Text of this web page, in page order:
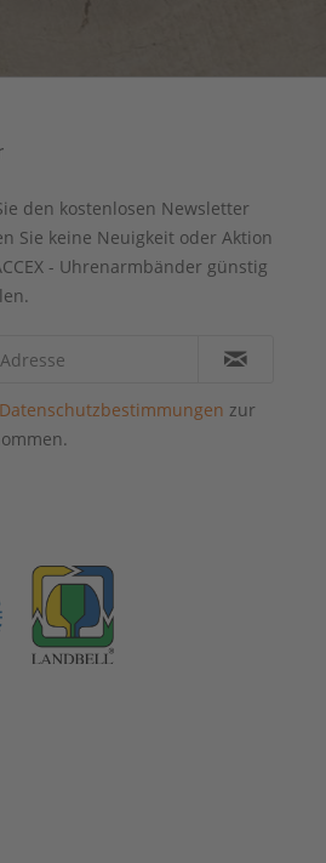
den kostenlosen Newsletter
Sie keine Neuigkeit oder Aktion
- Uhrenarmbänder günstig
Datenschutzbestimmungen zur